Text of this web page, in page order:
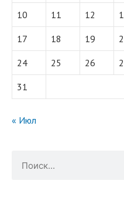
10 11 12
17 18 19
24 25 26
31
« Июл